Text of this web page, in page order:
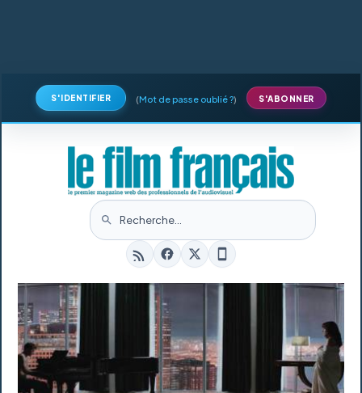
S'IDENTIFIER (Mot de passe oublié ?) S'ABONNER